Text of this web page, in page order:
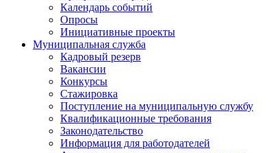
Календарь событий
Опросы
Инициативные проекты
Муниципальная служба
Кадровый резерв
Вакансии
Конкурсы
Стажировка
Поступление на муниципальную службу
Квалификационные требования
Законодательство
Информация для работодателей